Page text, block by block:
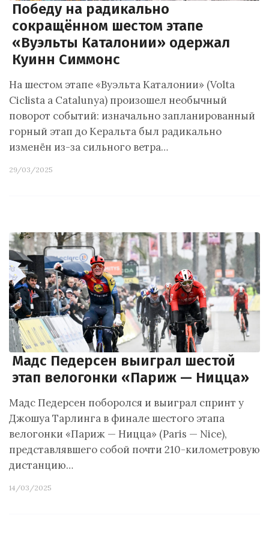
Победу на радикально
сокращённом шестом этапе
«Вуэльты Каталонии» одержал
Куинн Симмонс
На шестом этапе «Вуэльта Каталонии» (Volta
Ciclista a Catalunya) произошел необычный
поворот событий: изначально запланированный
горный этап до Керальта был радикально
изменён из-за сильного ветра…
29/03/2025
Мадс Педерсен выиграл шестой
этап велогонки «Париж — Ницца»
Мадс Педерсен поборолся и выиграл спринт у
Джошуа Тарлинга в финале шестого этапа
велогонки «Париж — Ницца» (Paris — Nice),
представлявшего собой почти 210-километровую
дистанцию…
14/03/2025